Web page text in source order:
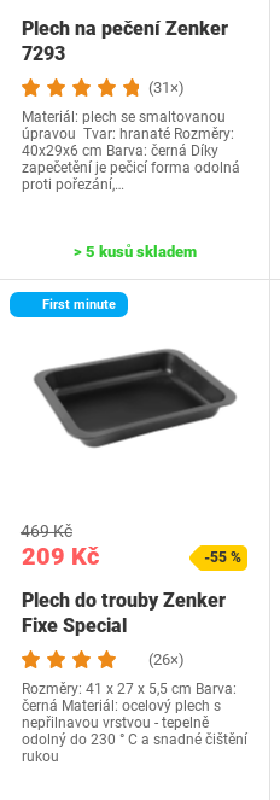
Plech na pečení Zenker
7293
(31×)
Materiál: plech se smaltovanou
úpravou Tvar: hranaté Rozměry:
40x29x6 cm Barva: černá Díky
zapečetění je pečicí forma odolná
proti pořezání,…
> 5 kusů skladem
First minute
209 Kč
469 Kč
-55 %
Plech do trouby Zenker
Fixe Special
(26×)
Rozměry: 41 x 27 x 5,5 cm Barva:
černá Materiál: ocelový plech s
nepřilnavou vrstvou - tepelně
odolný do 230 ° C a snadné čištění
rukou